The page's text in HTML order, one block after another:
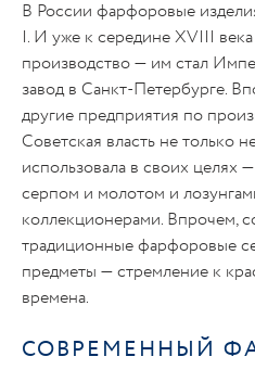
В России фарфоровые
I. И уже к середине XVIII
производство — им стал
завод в Санкт-Петербурге.
другие предприятия по
Советская власть не только
использовала в своих целях
серпом и молотом и
коллекционерами. Впрочем,
традиционные фарфоровые
предметы — стремление к
времена.
СОВРЕМЕННЫЙ